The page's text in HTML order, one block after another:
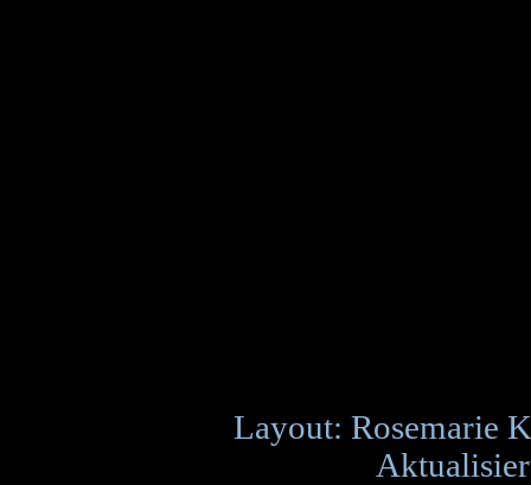
Layout: Rosemarie